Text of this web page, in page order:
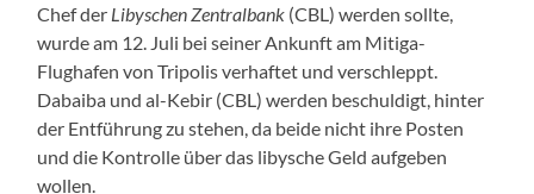
Chef der Libyschen Zentralbank (CBL) werden sollte,
wurde am 12. Juli bei seiner Ankunft am Mitiga-
Flughafen von Tripolis verhaftet und verschleppt.
Dabaiba und al-Kebir (CBL) werden beschuldigt, hinter
der Entführung zu stehen, da beide nicht ihre Posten
und die Kontrolle über das libysche Geld aufgeben
wollen.